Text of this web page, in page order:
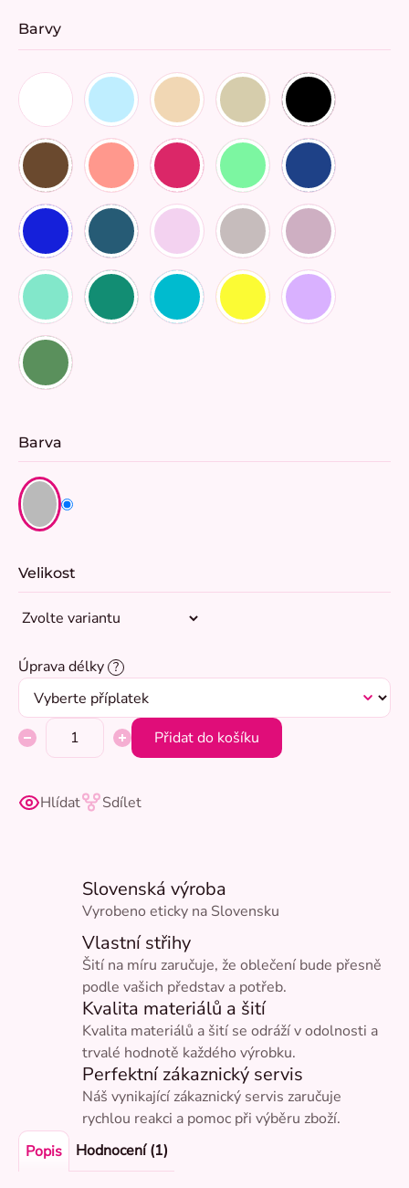
Barvy
Barva
Velikost
Úprava délky ?
Přidat do košíku
Hlídat Sdílet
Slovenská výroba
Vyrobeno eticky na Slovensku
Vlastní střihy
Šití na míru zaručuje, že oblečení bude přesně
podle vašich představ a potřeb.
Kvalita materiálů a šití
Kvalita materiálů a šití se odráží v odolnosti a
trvalé hodnotě každého výrobku.
Perfektní zákaznický servis
Náš vynikající zákaznický servis zaručuje
rychlou reakci a pomoc při výběru zboží.
Popis
Hodnocení (1)